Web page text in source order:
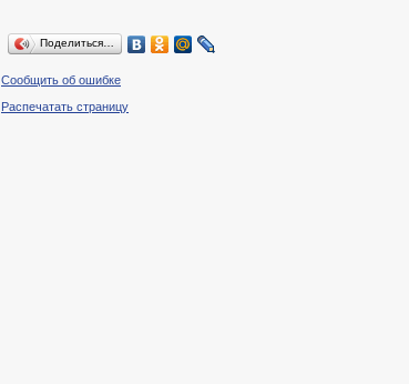
Поделиться…
Сообщить об ошибке
Распечатать страницу